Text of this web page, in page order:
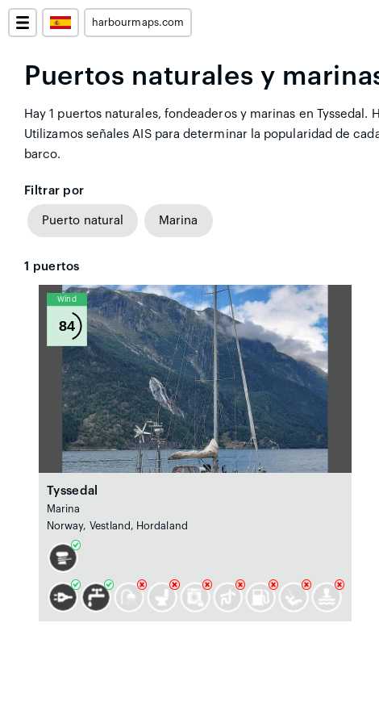
harbourmaps.com
Puertos naturales y
Hay 1 puertos naturales, fondeaderos y marinas en
Utilizamos señales AIS para determinar la popularidad de
barco.
Filtrar por
Puerto natural Marina
1 puertos
Wind
84
Tyssedal
Marina
Norway, Vestland, Hordaland